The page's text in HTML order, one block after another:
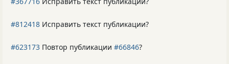
#812418 Исправить текст публикации?
#623173 Повтор публикации #66846?